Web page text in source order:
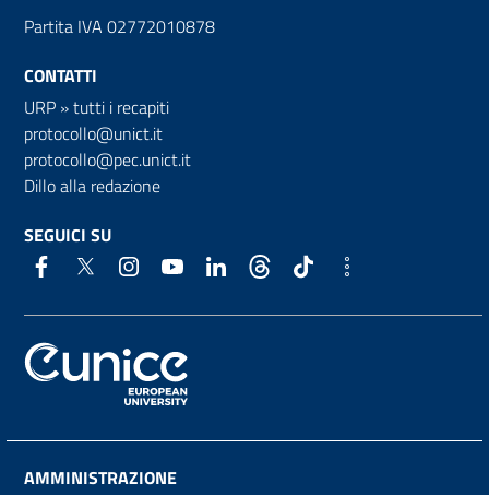
Partita IVA 02772010878
CONTATTI
URP »tutti i recapiti
protocollo@unict.it
protocollo@pec.unict.it
Dillo alla redazione
SEGUICI SU
AMMINISTRAZIONE